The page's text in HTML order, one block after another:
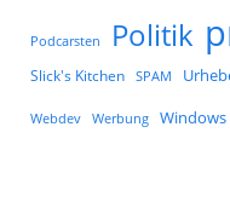
Podcarsten Politik
Slick's Kitchen SPAM
Webdev Werbung Windows